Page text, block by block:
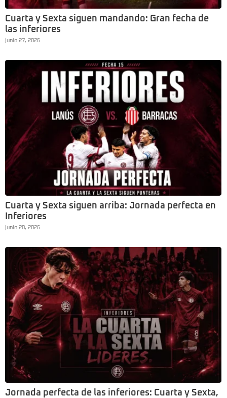
Cuarta y Sexta siguen mandando: Gran fecha de
las inferiores
junio 27, 2026
Cuarta y Sexta siguen arriba: Jornada perfecta en
Inferiores
junio 20, 2026
Jornada perfecta de las inferiores: Cuarta y Sexta,